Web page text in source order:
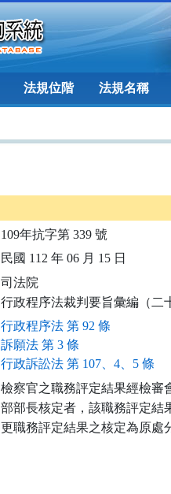
法規位階 法規名稱
109年抗字第 339 號
民國 112 年 06 月 15 日
司法院
行政程序法裁判要旨彙編（二
行政程序法 第 92 條
訴願法 第 3 條
行政訴訟法 第 107、4、5 條
檢察官之職務評定結果經檢審
部部長核定者，該職務評定結
更職務評定結果之核定為原處